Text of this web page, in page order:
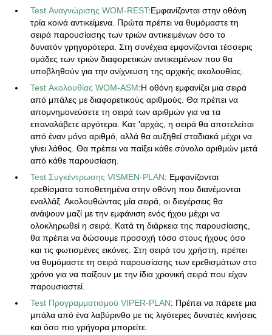
Test Αναγνώρισης WOM-REST:Εμφανίζονται στην οθόνη
τρία κοινά αντικείμενα. Πρώτα πρέπει να θυμόμαστε τη
σειρά παρουσίασης των τριών αντικειμένων όσο το
δυνατόν γρηγορότερα. Στη συνέχεια εμφανίζονται τέσσερις
ομάδες των τριών διαφορετικών αντικειμένων που θα
υποβληθούν για την ανίχνευση της αρχικής ακολουθίας.
Test Ακολουθίας WOM-ASM:Η οθόνη εμφανίζει μια σειρά
από μπάλες με διαφορετικούς αριθμούς. Θα πρέπει να
απομνημονεύσετε τη σειρά των αριθμών για να τα
επαναλάβετε αργότερα. Κατ 'αρχάς, η σειρά θα αποτελείται
από έναν μόνο αριθμό, αλλά θα αυξηθεί σταδιακά μέχρι να
γίνει λάθος. Θα πρέπει να παίξει κάθε σύνολο αριθμών μετά
από κάθε παρουσίαση.
Test Συγκέντρωσης VISMEN-PLAN: Εμφανίζονται
ερεθίσματα τοποθετημένα στην οθόνη που διανέμονται
εναλλάξ. Ακολουθώντας μία σειρά, οι διεγέρσεις θα
ανάψουν μαζί με την εμφάνιση ενός ήχου μέχρι να
ολοκληρωθεί η σειρά. Κατά τη διάρκεια της παρουσίασης,
θα πρέπει να δώσουμε προσοχή τόσο στους ήχους όσο
και τις φωτισμένες εικόνες. Στη σειρά του χρήστη, πρέπει
να θυμόμαστε τη σειρά παρουσίασης των ερεθισμάτων στο
χρόνο για να παίξουν με την ίδια χρονική σειρά που είχαν
παρουσιαστεί.
Test Προγραμματισμού VIPER-PLAN: Πρέπει να πάρετε μια
μπάλα από ένα λαβύρινθο με τις λιγότερες δυνατές κινήσεις
και όσο πιο γρήγορα μπορείτε.